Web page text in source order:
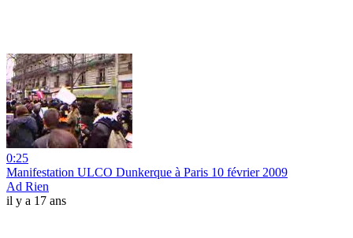
0:25
Manifestation ULCO Dunkerque à Paris 10 février 2009
Ad Rien
il y a 17 ans